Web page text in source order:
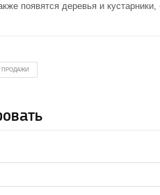
появятся деревья и
ПРОДАЖИ